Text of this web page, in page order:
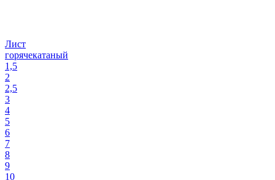
Лист
горячекатаный
1,5
2
2,5
3
4
5
6
7
8
9
10